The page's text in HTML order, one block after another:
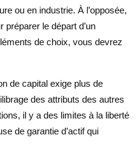
ou en industrie. À l’opposée,
préparer le départ d’un
de choix, vous devrez
de capital exige plus de
des attributs des autres
il y a des limites à la liberté
de garantie d’actif qui